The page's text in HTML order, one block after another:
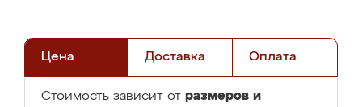
Цена Доставка Оплата
Стоимость зависит от размеров и